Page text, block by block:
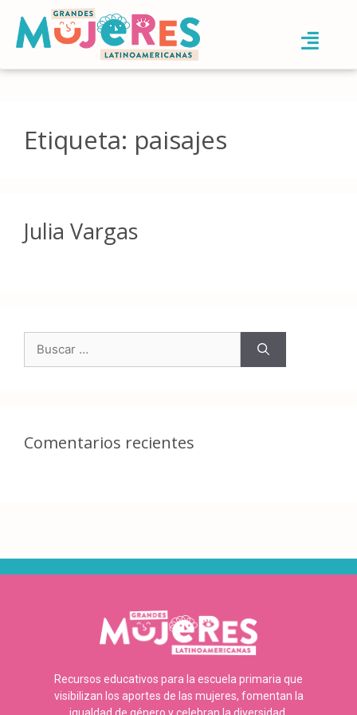
Etiqueta: paisajes
Julia Vargas
Comentarios recientes
Recursos educativos para la escuela primaria que
visibilizan los aportes de las mujeres, fomentan la
igualdad de género y celebran la diversidad.